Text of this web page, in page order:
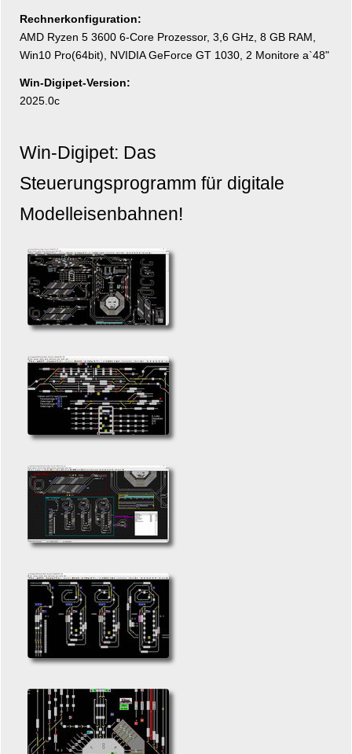
Rechnerkonfiguration:
AMD Ryzen 5 3600 6-Core Prozessor, 3,6 GHz, 8 GB RAM,
Win10 Pro(64bit), NVIDIA GeForce GT 1030, 2 Monitore a`48"
Win-Digipet-Version:
2025.0c
Win-Digipet: Das
Steuerungsprogramm für digitale
Modelleisenbahnen!